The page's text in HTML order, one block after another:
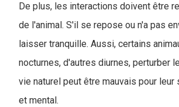
De plus, les interactions doivent être
de l'animal. S'il se repose ou n'a pas
laisser tranquille. Aussi, certains
nocturnes, d'autres diurnes, perturber
vie naturel peut être mauvais pour leur
et mental.